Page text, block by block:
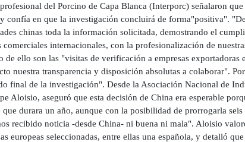
del Porcino de Capa Blanca (Interporc) señalaron
confía en que la investigación concluirá de forma"positiva".
chinas toda la información solicitada, demostrando el
comerciales internacionales, con la profesionalización de
de ello son las "visitas de verificación a empresas
nuestra transparencia y disposición absolutas a colaborar".
final de la investigación". Desde la Asociación Nacional de
Aloisio, aseguró que esta decisión de China era esperable
que durara un año, aunque con la posibilidad de prorrogarla
recibido noticia -desde China- ni buena ni mala". Aloisio
europeas seleccionadas, entre ellas una española, y detalló